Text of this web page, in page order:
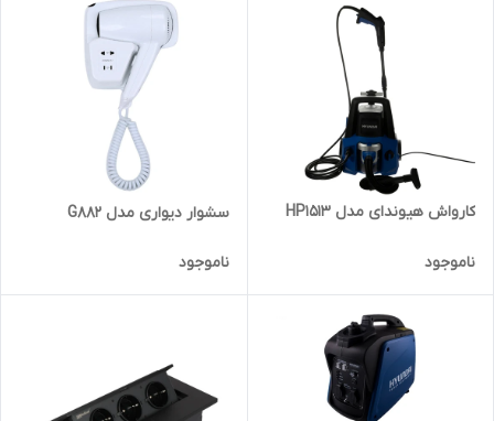
کارواش هیوندای مدل HP1513
ناموجود
سشوار دیواری مدل G882
ناموجود